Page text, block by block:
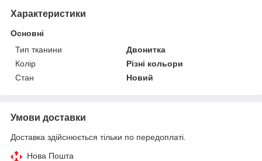
Характеристики
Основні
Тип тканини
Двонитка
Колір
Різні кольори
Стан
Новий
Умови доставки
Доставка здійснюється тільки по передоплаті.
Нова Пошта